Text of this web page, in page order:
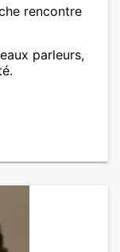
rencontre
parleurs,